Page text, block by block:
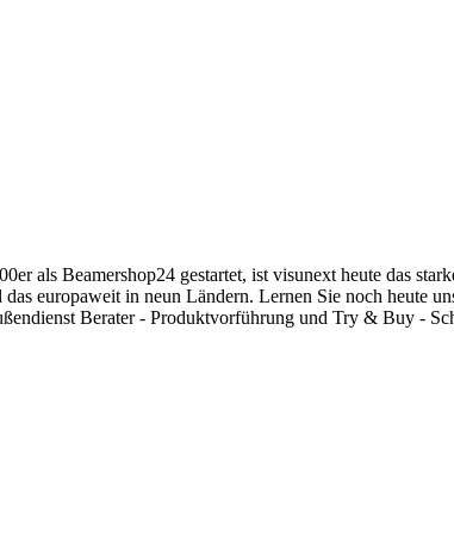
als Beamershop24 gestartet, ist visunext heute das
europaweit in neun Ländern. Lernen Sie noch heute
Berater - Produktvorführung und Try & Buy -